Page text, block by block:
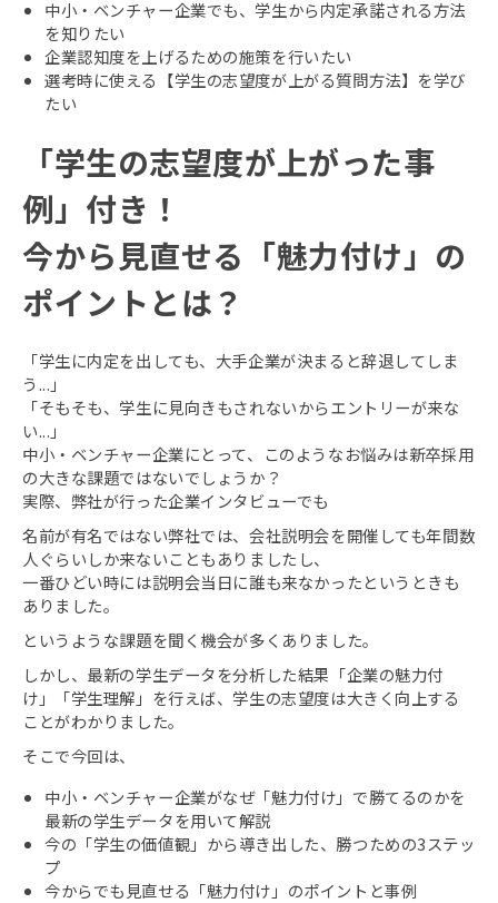
中小・ベンチャー企業でも、学生から内定承諾される方法
を知りたい
企業認知度を上げるための施策を行いたい
選考時に使える【学生の志望度が上がる質問方法】を学び
たい
「学生の志望度が上がった事
例」付き！
今から見直せる「魅力付け」の
ポイントとは？
「学生に内定を出しても、大手企業が決まると辞退してしま
う...」
「そもそも、学生に見向きもされないからエントリーが来な
い...」
中小・ベンチャー企業にとって、このようなお悩みは新卒採用
の大きな課題ではないでしょうか？
実際、弊社が行った企業インタビューでも
名前が有名ではない弊社では、会社説明会を開催しても年間数
人ぐらいしか来ないこともありましたし、
⼀番ひどい時には説明会当⽇に誰も来なかったというときも
ありました。
というような課題を聞く機会が多くありました。
しかし、最新の学生データを分析した結果「企業の魅力付
け」「学生理解」を行えば、学生の志望度は大きく向上する
ことがわかりました。
そこで今回は、
中小・ベンチャー企業がなぜ「魅力付け」で勝てるのかを
最新の学生データを用いて解説
今の「学生の価値観」から導き出した、勝つための3ステッ
プ
今からでも見直せる「魅力付け」のポイントと事例